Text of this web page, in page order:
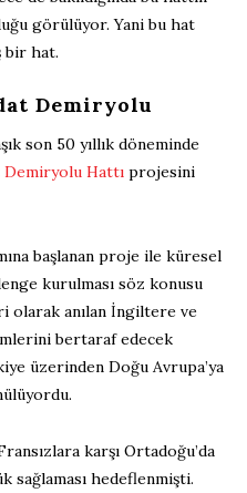
görülüyor. Yani bu hat
bir hat.
Demiryolu
son 50 yıllık döneminde
Hattı projesini
başlanan proje ile küresel
kurulması söz konusu
olarak anılan İngiltere ve
bertaraf edecek
üzerinden Doğu Avrupa’ya
karşı Ortadoğu’da
sağlaması hedeflenmişti.